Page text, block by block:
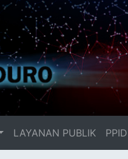
LAYANAN PUBLIK PPID